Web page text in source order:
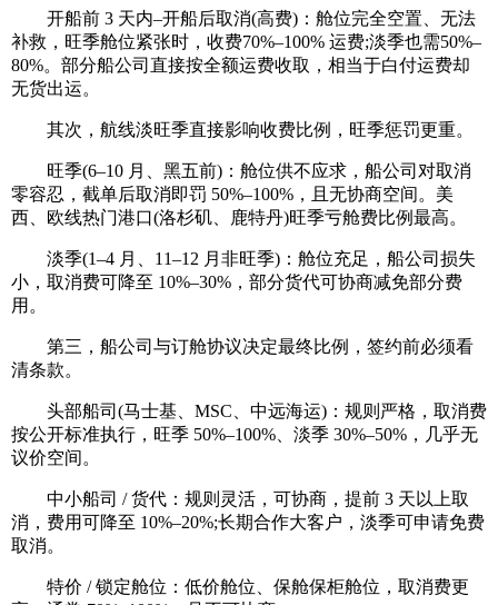
开船前 3 天内–开船后取消(高费)：舱位完全空置、无法
补救，旺季舱位紧张时，收费70%–100% 运费;淡季也需50%–
80%。部分船公司直接按全额运费收取，相当于白付运费却
无货出运。
其次，航线淡旺季直接影响收费比例，旺季惩罚更重。
旺季(6–10 月、黑五前)：舱位供不应求，船公司对取消
零容忍，截单后取消即罚 50%–100%，且无协商空间。美
西、欧线热门港口(洛杉矶、鹿特丹)旺季亏舱费比例最高。
淡季(1–4 月、11–12 月非旺季)：舱位充足，船公司损失
小，取消费可降至 10%–30%，部分货代可协商减免部分费
用。
第三，船公司与订舱协议决定最终比例，签约前必须看
清条款。
头部船司(马士基、MSC、中远海运)：规则严格，取消费
按公开标准执行，旺季 50%–100%、淡季 30%–50%，几乎无
议价空间。
中小船司 / 货代：规则灵活，可协商，提前 3 天以上取
消，费用可降至 10%–20%;长期合作大客户，淡季可申请免费
取消。
特价 / 锁定舱位：低价舱位、保舱保柜舱位，取消费更